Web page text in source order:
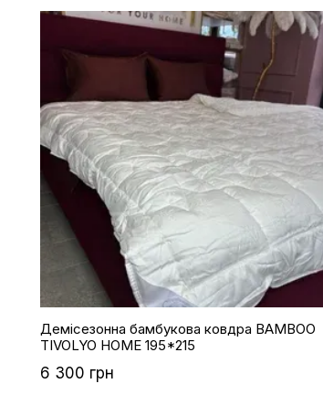
Демісезонна бамбукова ковдра BAMBOO
TIVOLYO HOME 195*215
6 300 грн